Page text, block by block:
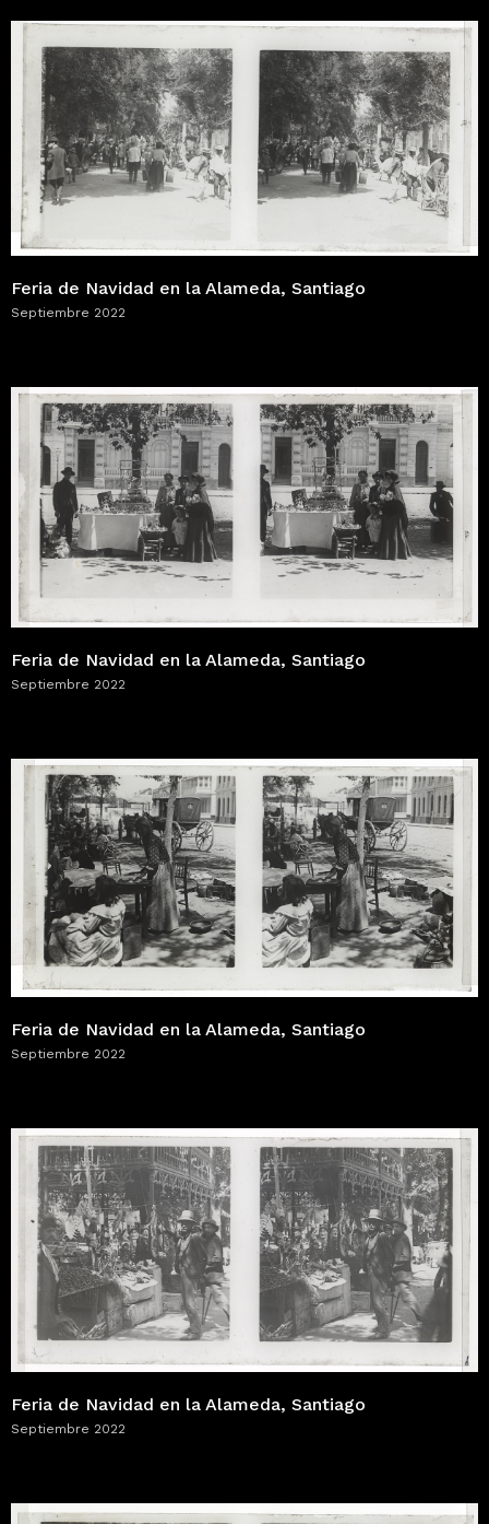
Feria de Navidad en la Alameda, Santiago
Septiembre 2022
Feria de Navidad en la Alameda, Santiago
Septiembre 2022
Feria de Navidad en la Alameda, Santiago
Septiembre 2022
Feria de Navidad en la Alameda, Santiago
Septiembre 2022